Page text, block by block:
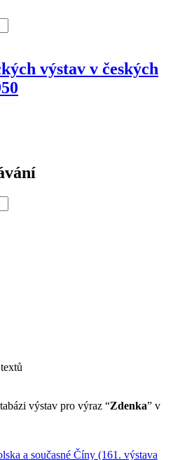
výstav v českých
výstav pro výraz “Zdenka” v
a současné Číny (161. výstava